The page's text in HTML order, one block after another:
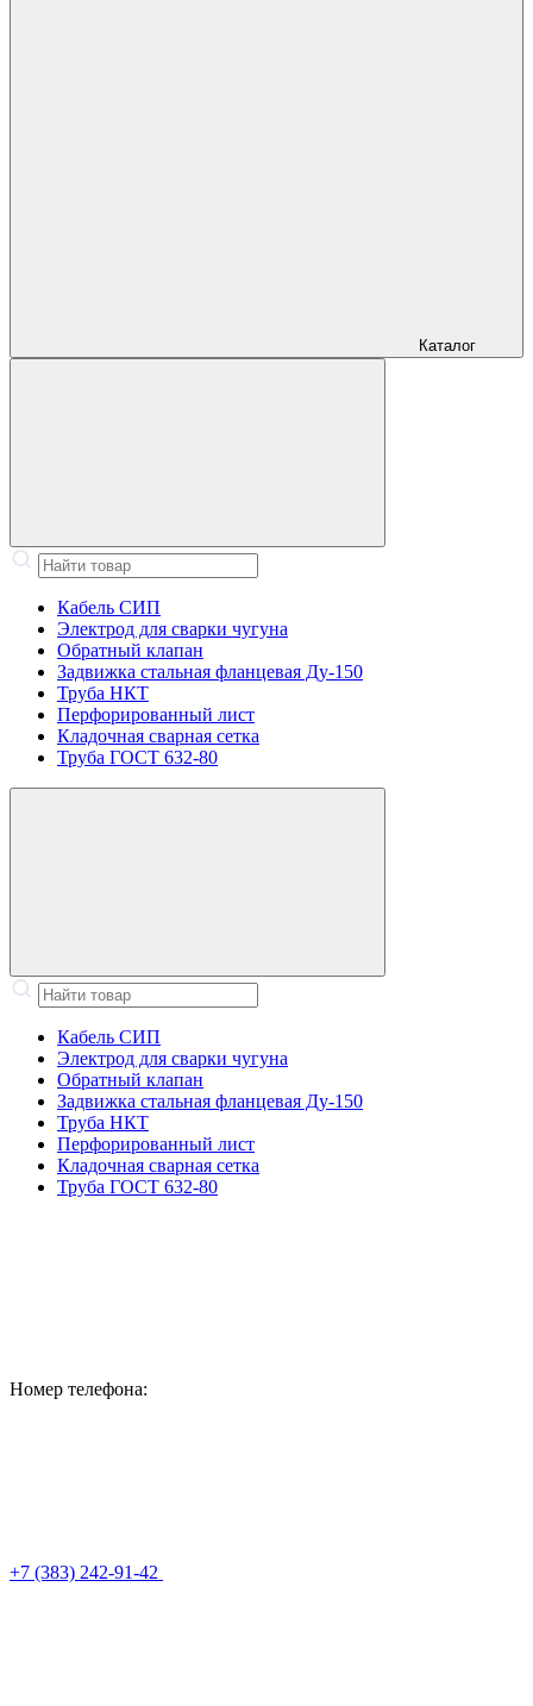
Каталог
Кабель СИП
Электрод для сварки чугуна
Обратный клапан
Задвижка стальная фланцевая Ду-150
Труба НКТ
Перфорированный лист
Кладочная сварная сетка
Труба ГОСТ 632-80
Кабель СИП
Электрод для сварки чугуна
Обратный клапан
Задвижка стальная фланцевая Ду-150
Труба НКТ
Перфорированный лист
Кладочная сварная сетка
Труба ГОСТ 632-80
Номер телефона:
+7 (383) 242-91-42